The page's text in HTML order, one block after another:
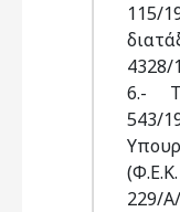
115/
4328/
6.-
543/
229/